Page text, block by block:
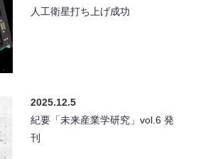
人工衛星打ち上げ成功
2025.12.5
紀要「未来産業学研究」vol.6 発
刊